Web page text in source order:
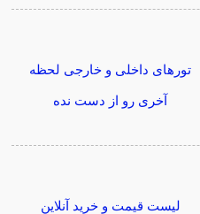
تورهای داخلی و خارجی لحظه
آخری رو از دست نده
لیست قیمت و خرید آنلاین